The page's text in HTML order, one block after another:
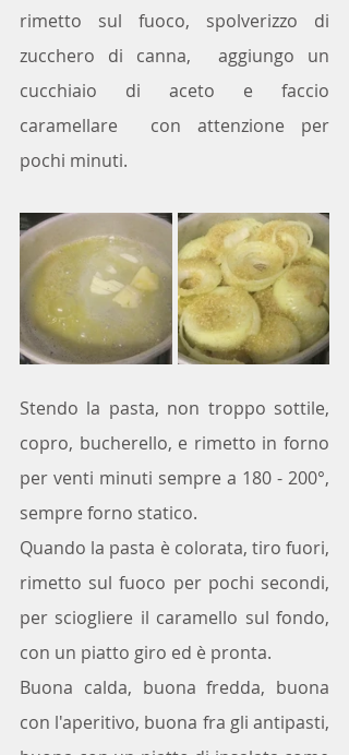
rimetto sul fuoco, spolverizzo di
zucchero di canna,  aggiungo un
cucchiaio di aceto e faccio
caramellare  con attenzione per
pochi minuti.
Stendo la pasta, non troppo sottile,
copro, bucherello, e rimetto in forno
per venti minuti sempre a 180 - 200°,
sempre forno statico.
Quando la pasta è colorata, tiro fuori,
rimetto sul fuoco per pochi secondi,
per sciogliere il caramello sul fondo,
con un piatto giro ed è pronta.
Buona calda, buona fredda, buona
con l'aperitivo, buona fra gli antipasti,